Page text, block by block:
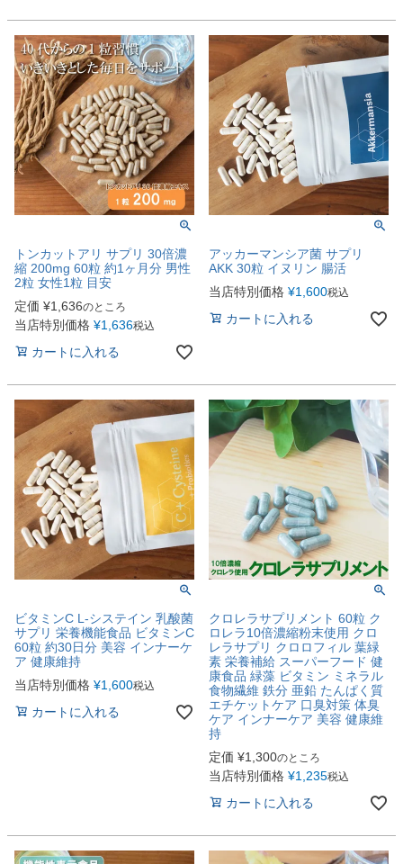
トンカットアリ サプリ 30倍濃
縮 200mg 60粒 約1ヶ月分 男性
2粒 女性1粒 目安
定価 ¥1,636のところ
当店特別価格 ¥1,636税込
カートに入れる
アッカーマンシア菌 サプリ
AKK 30粒 イヌリン 腸活
当店特別価格 ¥1,600税込
カートに入れる
ビタミンC L-システイン 乳酸菌
サプリ 栄養機能食品 ビタミンC
60粒 約30日分 美容 インナーケ
ア 健康維持
当店特別価格 ¥1,600税込
カートに入れる
クロレラサプリメント 60粒 ク
ロレラ10倍濃縮粉末使用 クロ
レラサプリ クロロフィル 葉緑
素 栄養補給 スーパーフード 健
康食品 緑藻 ビタミン ミネラル
食物繊維 鉄分 亜鉛 たんぱく質
エチケットケア 口臭対策 体臭
ケア インナーケア 美容 健康維
持
定価 ¥1,300のところ
当店特別価格 ¥1,235税込
カートに入れる